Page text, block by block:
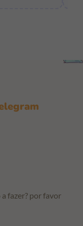
fazer? por favor